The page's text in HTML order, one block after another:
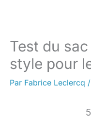
Test du
style pour
Par Fabrice Leclercq /